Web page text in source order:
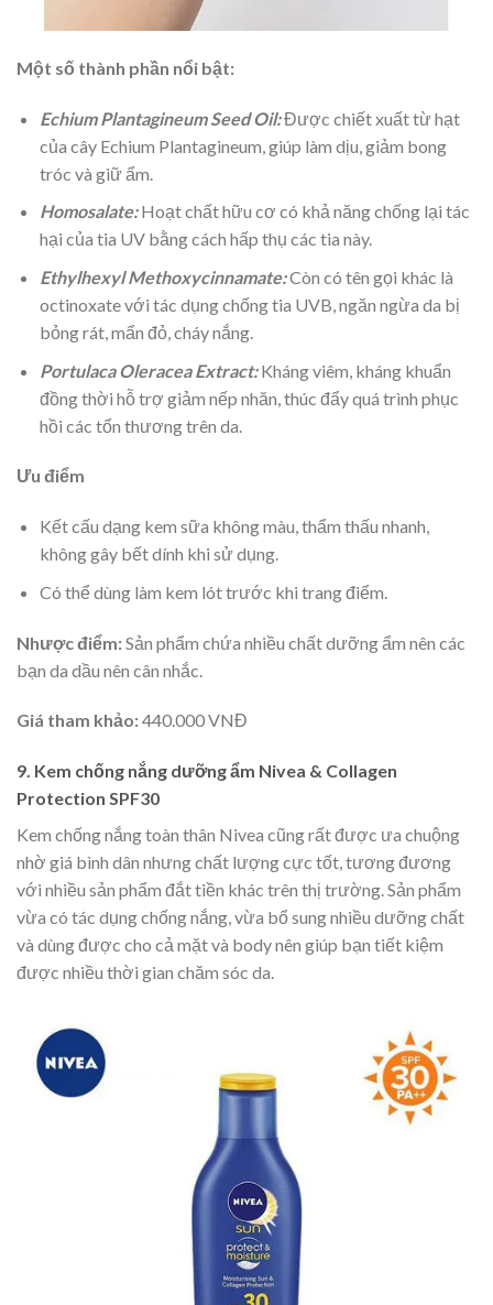
Một số thành phần nổi bật:
Echium Plantagineum Seed Oil:Được chiết xuất từ hạt
của cây Echium Plantagineum, giúp làm dịu, giảm bong
tróc và giữ ẩm.
Homosalate:Hoạt chất hữu cơ có khả năng chống lại tác
hại của tia UV bằng cách hấp thụ các tia này.
Ethylhexyl Methoxycinnamate:Còn có tên gọi khác là
octinoxate với tác dụng chống tia UVB, ngăn ngừa da bị
bỏng rát, mẩn đỏ, cháy nắng.
Portulaca Oleracea Extract:Kháng viêm, kháng khuẩn
đồng thời hỗ trợ giảm nếp nhăn, thúc đẩy quá trình phục
hồi các tổn thương trên da.
Ưu điểm
Kết cấu dạng kem sữa không màu, thẩm thấu nhanh,
không gây bết dính khi sử dụng.
Có thể dùng làm kem lót trước khi trang điểm.
Nhược điểm:Sản phẩm chứa nhiều chất dưỡng ẩm nên các
bạn da dầu nên cân nhắc.
Giá tham khảo:440.000 VNĐ
9. Kem chống nắng dưỡng ẩm Nivea & Collagen
Protection SPF30
Kem chống nắng toàn thân Nivea cũng rất được ưa chuộng
nhờ giá bình dân nhưng chất lượng cực tốt, tương đương
với nhiều sản phẩm đắt tiền khác trên thị trường. Sản phẩm
vừa có tác dụng chống nắng, vừa bổ sung nhiều dưỡng chất
và dùng được cho cả mặt và body nên giúp bạn tiết kiệm
được nhiều thời gian chăm sóc da.